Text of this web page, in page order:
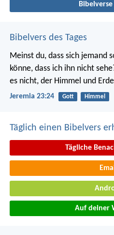
Bibelvers des Tages
Meinst du, dass sich jemand
könne, dass ich ihn nicht
es nicht, der Himmel und
Jeremia 23:24 Gott Himmel
Täglich einen Bibelvers
Tägliche
Auf deiner